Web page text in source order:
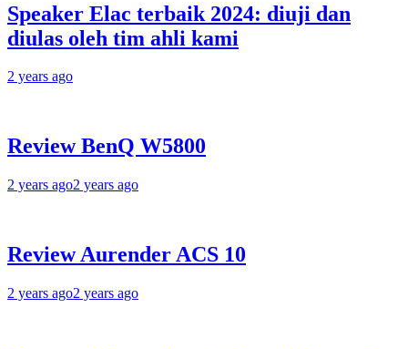
Speaker Elac terbaik 2024: diuji dan
diulas oleh tim ahli kami
2 years ago
Review BenQ W5800
2 years ago2 years ago
Review Aurender ACS 10
2 years ago2 years ago